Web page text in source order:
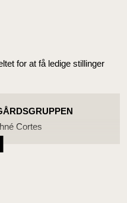
for at få ledige stillinger
Cortes